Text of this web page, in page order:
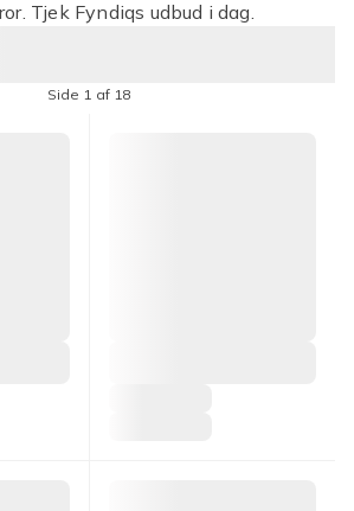
Tjek Fyndiqs udbud i dag.
Side 1 af 18